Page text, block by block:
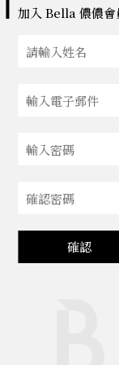
加入 Bella 儂儂會
確認